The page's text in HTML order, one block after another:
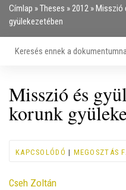
Morzsa
Címlap Theses 2012
Misszió
gyülekezetében
Misszió és
korunk
KAPCSOLÓDÓ | MEGOSZTÁS
Contributor
Cseh Zoltán